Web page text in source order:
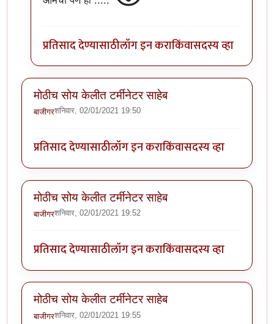
प्रतिसाद देण्यासाठीलॉग इन कराकिंवासदस्य व्हा
मोठीच सोय केलीत टर्मीनेटर साहेब
बाजीगरशनिवार, 02/01/2021 19:50
प्रतिसाद देण्यासाठीलॉग इन कराकिंवासदस्य व्हा
मोठीच सोय केलीत टर्मीनेटर साहेब
बाजीगरशनिवार, 02/01/2021 19:52
प्रतिसाद देण्यासाठीलॉग इन कराकिंवासदस्य व्हा
मोठीच सोय केलीत टर्मीनेटर साहेब
बाजीगरशनिवार, 02/01/2021 19:55